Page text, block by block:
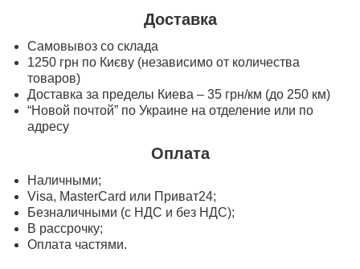
Доставка
Самовывоз со склада
1250 грн по Києву (независимо от количества
товаров)
Доставка за пределы Киева – 35 грн/км (до 250 км)
“Новой почтой” по Украине на отделение или по
адресу
Оплата
Наличными;
Visa, MasterСard или Приват24;
Безналичными (с НДС и без НДС);
В рассрочку;
Оплата частями.